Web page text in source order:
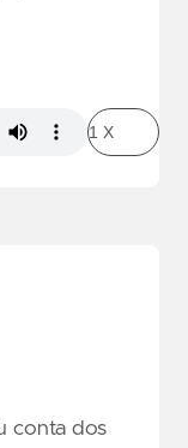
conta dos